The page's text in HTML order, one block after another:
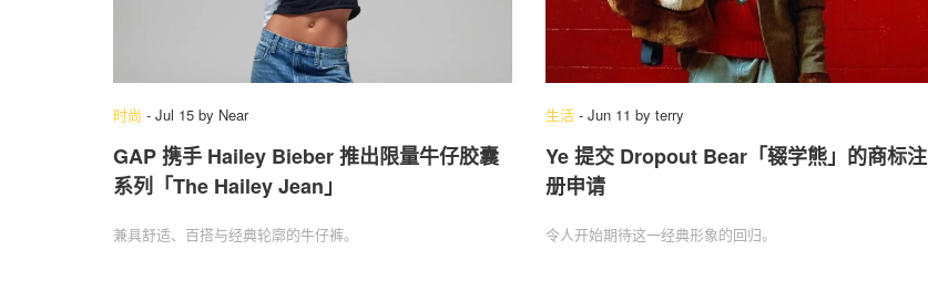
时尚 - Jul 15 by Near
GAP 携手 Hailey Bieber 推出限量牛仔胶囊
系列「The Hailey Jean」
兼具舒适、百搭与经典轮廓的牛仔裤。
生活 - Jun 11 by terry
Ye 提交 Dropout Bear「辍学熊」的商标注
册申请
令人开始期待这一经典形象的回归。